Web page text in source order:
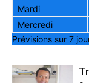
Mardi
Mercredi
Prévisions sur 7